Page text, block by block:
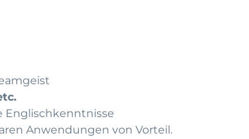
Englischkenntnisse
Anwendungen von Vorteil.